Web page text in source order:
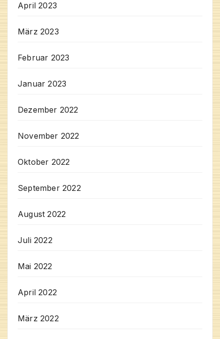
April 2023
März 2023
Februar 2023
Januar 2023
Dezember 2022
November 2022
Oktober 2022
September 2022
August 2022
Juli 2022
Mai 2022
April 2022
März 2022